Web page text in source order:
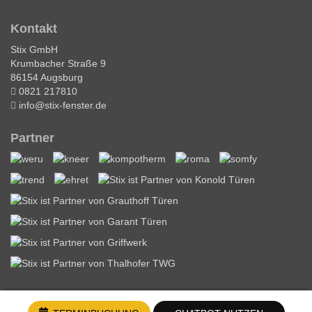
Kontakt
Stix GmbH
Krumbacher Straße 9
86154 Augsburg
0821 217810
info@stix-fenster.de
Partner
Nach Oben